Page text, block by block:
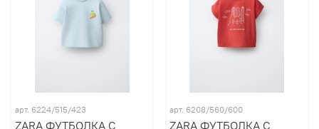
арт. 6224/515/423
ZARA ФУТБОЛКА С
арт. 6208/560/600
ZARA ФУТБОЛКА С